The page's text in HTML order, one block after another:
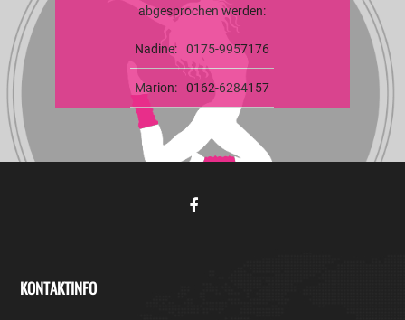
abgesprochen werden:
Nadine: 0175-9957176
Marion: 0162-6284157
KONTAKTINFO